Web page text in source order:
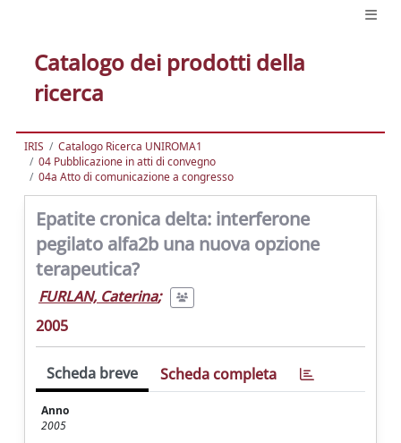
Catalogo dei prodotti della
ricerca
IRIS
Catalogo Ricerca UNIROMA1
04 Pubblicazione in atti di convegno
04a Atto di comunicazione a congresso
Epatite cronica delta: interferone
pegilato alfa2b una nuova opzione
terapeutica?
FURLAN, Caterina;
2005
Scheda breve Scheda completa
Anno
2005